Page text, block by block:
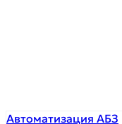
Автоматизация АБЗ